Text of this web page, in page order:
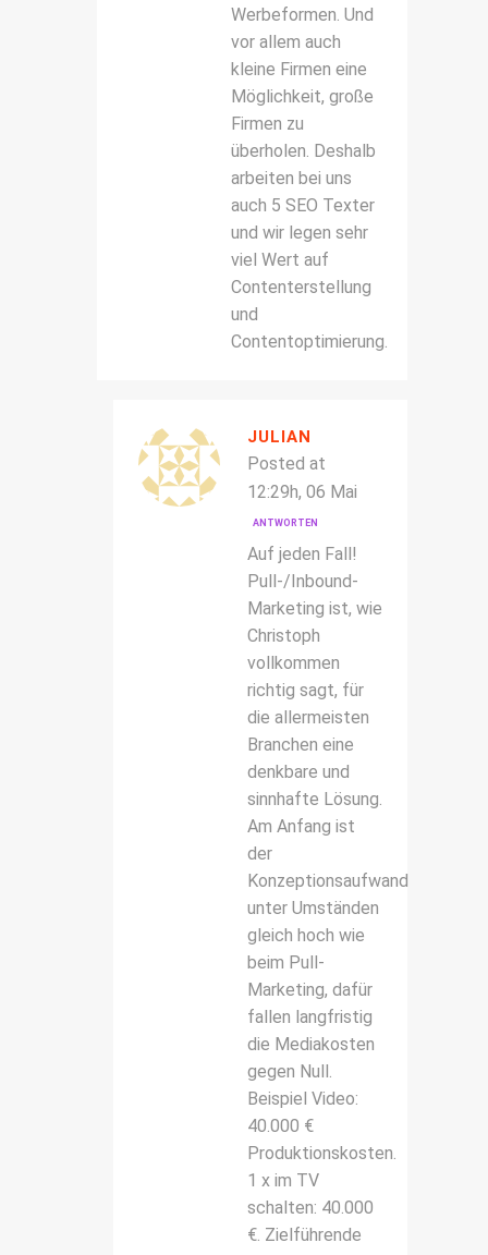
Werbeformen. Und
vor allem auch
kleine Firmen eine
Möglichkeit, große
Firmen zu
überholen. Deshalb
arbeiten bei uns
auch 5 SEO Texter
und wir legen sehr
viel Wert auf
Contenterstellung
und
Contentoptimierung.
JULIAN
Posted at
12:29h, 06 Mai
ANTWORTEN
Auf jeden Fall!
Pull-/Inbound-
Marketing ist, wie
Christoph
vollkommen
richtig sagt, für
die allermeisten
Branchen eine
denkbare und
sinnhafte Lösung.
Am Anfang ist
der
Konzeptionsaufwand
unter Umständen
gleich hoch wie
beim Pull-
Marketing, dafür
fallen langfristig
die Mediakosten
gegen Null.
Beispiel Video:
40.000 €
Produktionskosten.
1 x im TV
schalten: 40.000
€. Zielführende